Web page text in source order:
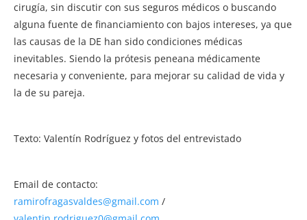
cirugía, sin discutir con sus seguros médicos o buscando
alguna fuente de financiamiento con bajos intereses, ya que
las causas de la DE han sido condiciones médicas
inevitables. Siendo la prótesis peneana médicamente
necesaria y conveniente, para mejorar su calidad de vida y
la de su pareja.
Texto: Valentín Rodríguez y fotos del entrevistado
Email de contacto:
ramirofragasvaldes@gmail.com /